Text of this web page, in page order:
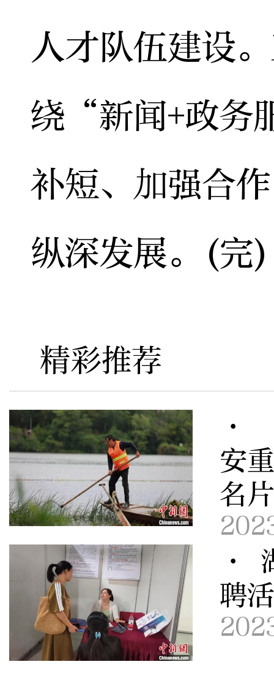
人才队伍建设
绕“新闻+政务
补短、加强合
纵深发展。(完)
精彩推荐
·
安
名片
·
聘